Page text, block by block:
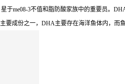
me08-3不值和脂防酸家族中的重要员。
成份之一，DHA主要存在海洋鱼体内，而